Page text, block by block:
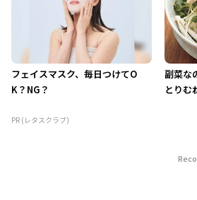
フェイスマスク、毎日つけてO
K？NG？
PR (レタスクラブ)
副菜な
とりむ